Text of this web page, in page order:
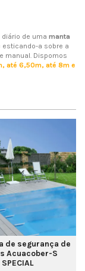
de uma manta
a sobre a
manual. Dispomos
até 6,50m, até 8m e
de segurança de
Acuacober-S
SPECIAL